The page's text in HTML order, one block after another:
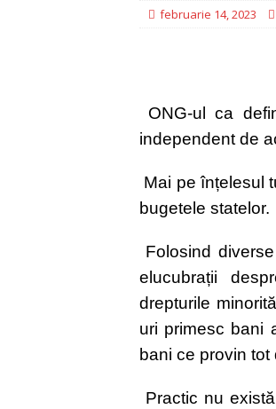
[ iunie
februarie 14, 2023
ONG-ul ca
independent de
Mai pe înțelesul
bugetele statelor.
Folosind
elucubrații
drepturile
uri primesc bani
bani ce provin
Practic nu